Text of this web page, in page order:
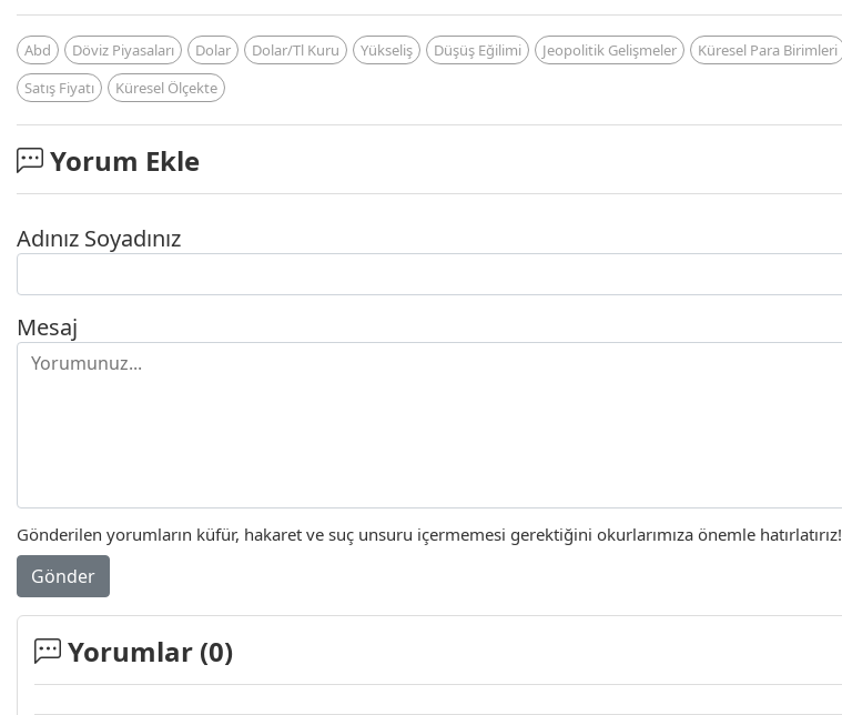
Abd Döviz Piyasaları Dolar Dolar/Tl Kuru Yükseliş Düşüş Eğilimi Jeopolitik Gelişmeler Küresel Para Birimleri
Satış Fiyatı
Küresel Ölçekte
Yorum Ekle
Adınız Soyadınız
Mesaj
Gönderilen yorumların küfür, hakaret ve suç unsuru içermemesi gerektiğini okurlarımıza önemle hatırlatırız!
Gönder
Yorumlar (0)